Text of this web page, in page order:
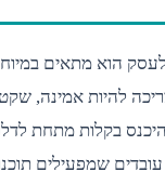
הוא מתאים במיוחד.
להיות אמינה, שקטה
בקלות מתחת לדלפק,